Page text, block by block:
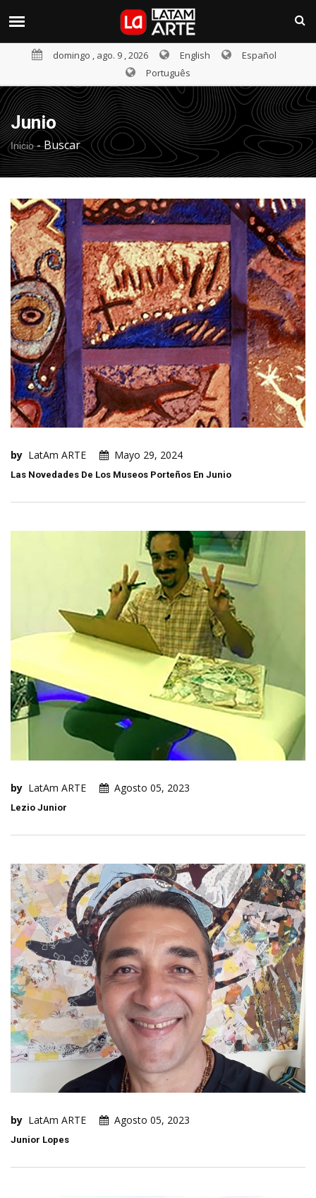
domingo , ago. 9 , 2026 English
Español
Português
Junio
Inicio-Buscar
by LatAm ARTE Mayo 29, 2024
Las Novedades De Los Museos Porteños En Junio
by LatAm ARTE Agosto 05, 2023
Lezio Junior
by LatAm ARTE Agosto 05, 2023
Junior Lopes